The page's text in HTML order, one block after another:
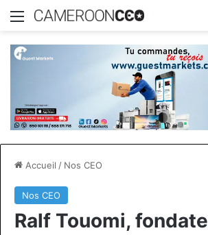
Menu
Accueil / Nos CEO
Nos CEO
Ralf Touomi,